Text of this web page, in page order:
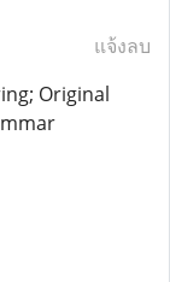
แจ้งลบ
Original